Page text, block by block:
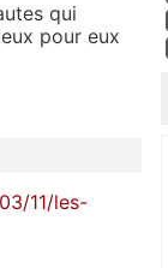
qui
pour eux
11/les-